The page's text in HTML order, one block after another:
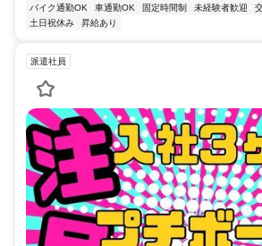
バイク通勤OK
車通勤OK 固定時間制 未経験者歓迎
土日祝休み
昇給あり
派遣社員